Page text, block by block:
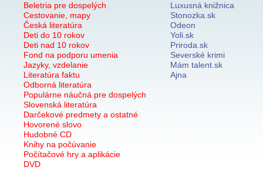
Beletria pre dospelých
Cestovanie, mapy
Česká literatúra
Deti do 10 rokov
Deti nad 10 rokov
Fond na podporu umenia
Jazyky, vzdelanie
Literatúra faktu
Odborná literatúra
Populárne náučná pre dospelých
Slovenská literatúra
Darčekové predmety a ostatné
Hovorené slovo
Hudobné CD
Knihy na počúvanie
Počítačové hry a aplikácie
DVD
Luxusná knižnica
Stonozka.sk
Odeon
Yoli.sk
Priroda.sk
Severské krimi
Mám talent.sk
Ajna